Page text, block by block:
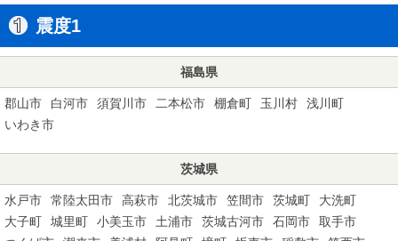
震度1
福島県
郡山市 白河市 須賀川市 二本松市 棚倉町 玉川村
浅川町
いわき市
茨城県
水戸市 常陸太田市 高萩市 北茨城市 笠間市 茨城町
大洗町
大子町
城里町 小美玉市 土浦市 茨城古河市 石岡市
取手市